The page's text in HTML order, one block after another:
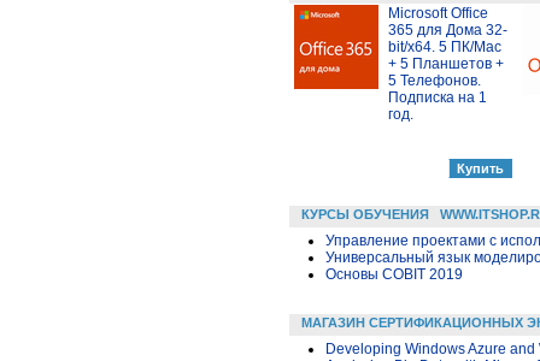
Microsoft Office
365 для Дома 32-
bit/x64. 5 ПК/Mac
+ 5 Планшетов +
5 Телефонов.
Подписка на 1
год.
КУРСЫ ОБУЧЕНИЯ
Управление проектами с
Универсальный язык
Основы COBIT 2019
МАГАЗИН СЕРТИФИКАЦИОННЫХ
Developing Windows Azure and